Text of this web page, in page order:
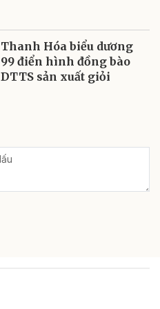
Thanh Hóa biểu dương
99 điển hình đồng bào
DTTS sản xuất giỏi